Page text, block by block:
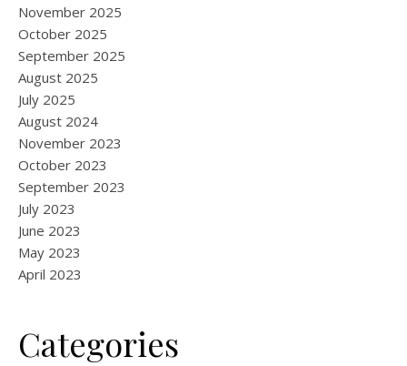
November 2025
October 2025
September 2025
August 2025
July 2025
August 2024
November 2023
October 2023
September 2023
July 2023
June 2023
May 2023
April 2023
Categories